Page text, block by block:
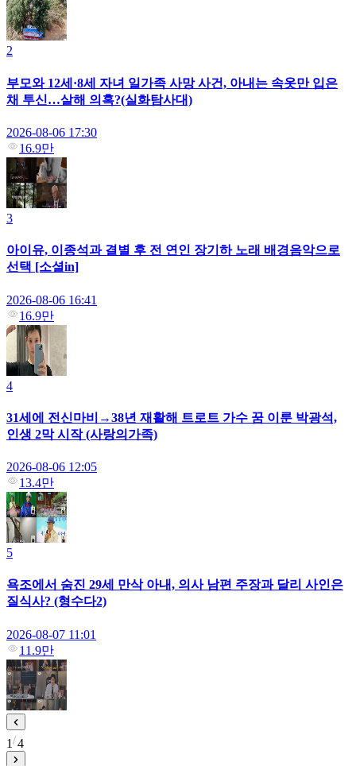
2
부모와 12세·8세 자녀 일가족 사망 사건, 아내는 속옷만 입은
채 투신…살해 의혹?(실화탐사대)
2026-08-06 17:30
16.9만
3
아이유, 이종석과 결별 후 전 연인 장기하 노래 배경음악으로
선택 [소셜in]
2026-08-06 16:41
16.9만
4
31세에 전신마비→38년 재활해 트로트 가수 꿈 이룬 박광석,
인생 2막 시작 (사랑의가족)
2026-08-06 12:05
13.4만
5
욕조에서 숨진 29세 만삭 아내, 의사 남편 주장과 달리 사인은
질식사? (형수다2)
2026-08-07 11:01
11.9만
1 4